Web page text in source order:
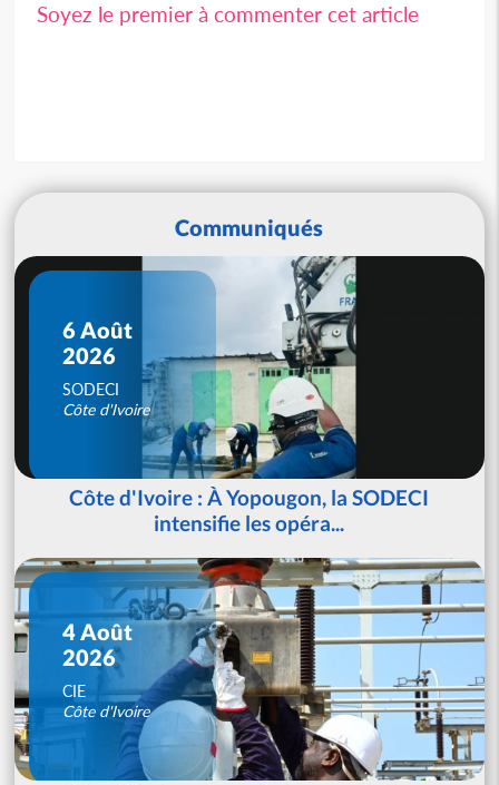
Soyez le premier à commenter cet article
Communiqués
6 Août
2026
SODECI
Côte d'Ivoire
Côte d'Ivoire : À Yopougon, la SODECI
intensifie les opéra...
4 Août
2026
CIE
Côte d'Ivoire